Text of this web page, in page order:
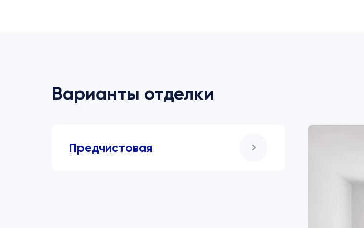
Варианты отделки
Предчистовая